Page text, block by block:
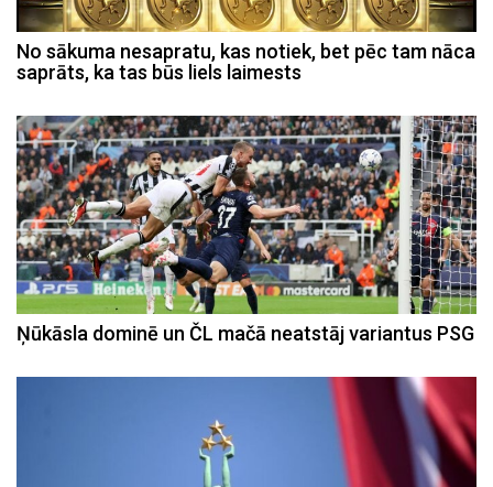
No sākuma nesapratu, kas notiek, bet pēc tam nāca
saprāts, ka tas būs liels laimests
Ņūkāsla dominē un ČL mačā neatstāj variantus PSG